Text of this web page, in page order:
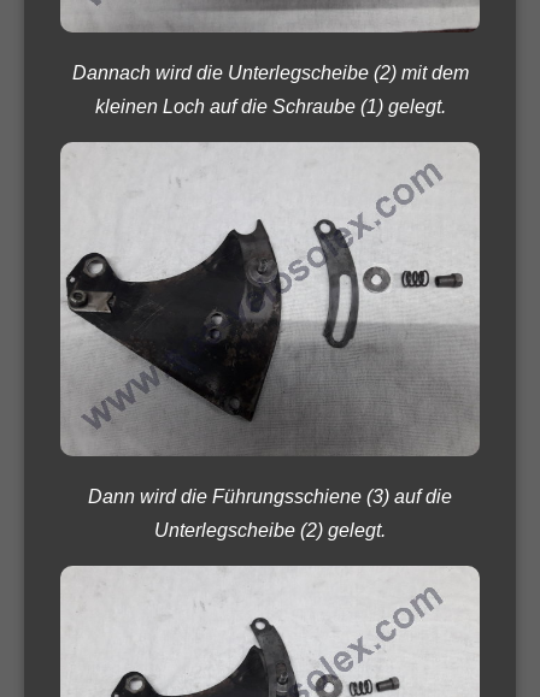
Dannach wird die Unterlegscheibe (2) mit dem
kleinen Loch auf die Schraube (1) gelegt.
Dann wird die Führungsschiene (3) auf die
Unterlegscheibe (2) gelegt.